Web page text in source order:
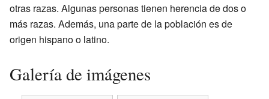
otras razas. Algunas personas tienen herencia de dos o
más razas. Además, una parte de la población es de
origen hispano o latino.
Galería de imágenes